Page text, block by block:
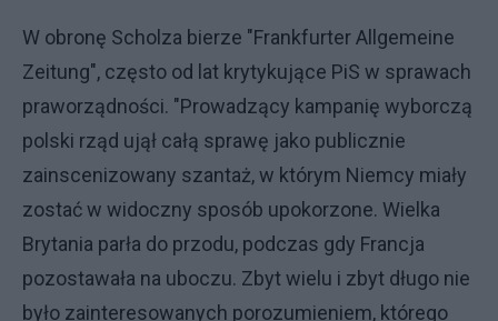
W obronę Scholza bierze "Frankfurter Allgemeine
Zeitung", często od lat krytykujące PiS w sprawach
praworządności. "Prowadzący kampanię wyborczą
polski rząd ujął całą sprawę jako publicznie
zainscenizowany szantaż, w którym Niemcy miały
zostać w widoczny sposób upokorzone. Wielka
Brytania parła do przodu, podczas gdy Francja
pozostawała na uboczu. Zbyt wielu i zbyt długo nie
było zainteresowanych porozumieniem, którego